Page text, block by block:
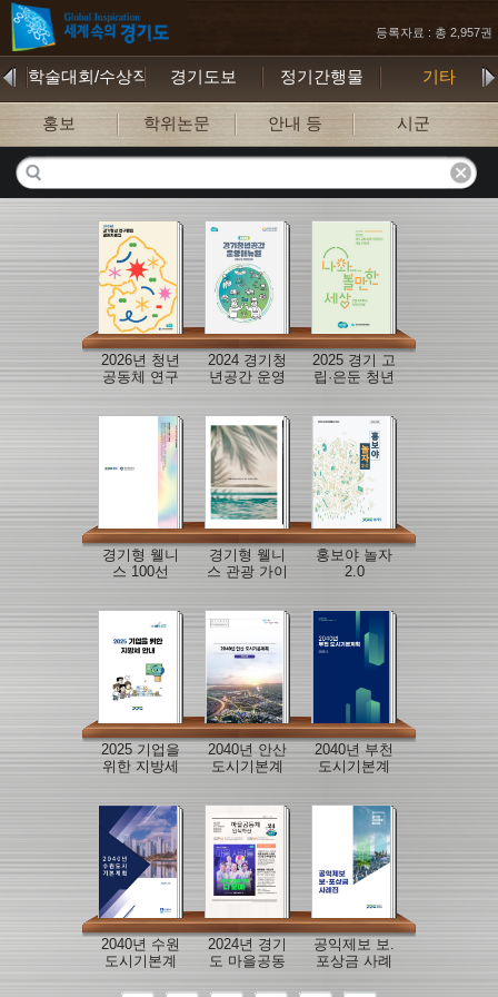
등록자료 : 총 2,957권
학술대회/수상작 경기도보 정기간행물 기타
홍보 학위논문 안내 등 시군
2026년 청년
공동체 연구
2024 경기청
년공간 운영
2025 경기 고
립·은둔 청년
경기형 웰니
스 100선
경기형 웰니
스 관광 가이
홍보야 놀자
2.0
2025 기업을
위한 지방세
2040년 안산
도시기본계
2040년 부천
도시기본계
2040년 수원
도시기본계
2024년 경기
도 마을공동
공익제보 보.
포상금 사례